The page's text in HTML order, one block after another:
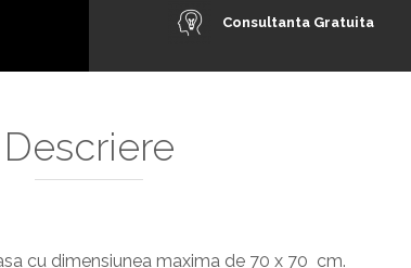
Consultanta Gratuita
Descriere
cu dimensiunea maxima de 70 x 70 cm.